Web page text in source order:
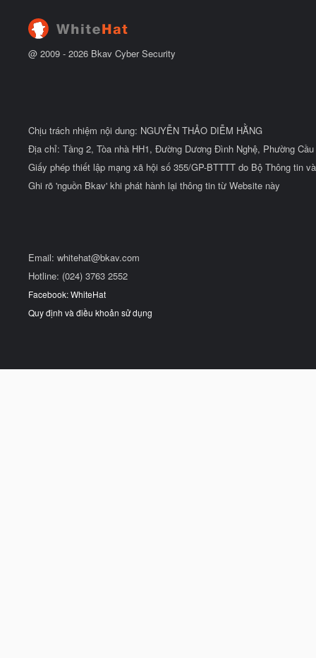
u
@ 2009 - 2026 Bkav Cyber Security
Chịu trách nhiệm nội dung: NGUYỄN THẢO DIỄM HẰNG
Địa chỉ: Tầng 2, Tòa nhà HH1, Đường Dương Đình Nghệ, Phường
Giấy phép thiết lập mạng xã hội số 355/GP-BTTTT do Bộ Thông tin
Ghi rõ 'nguồn Bkav' khi phát hành lại thông tin từ Website này
Email: whitehat@bkav.com
Hotline: (024) 3763 2552
Facebook: WhiteHat
Quy định và điều khoản sử dụng